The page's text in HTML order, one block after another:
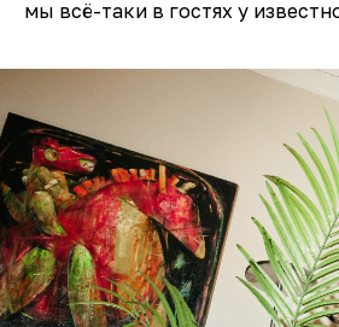
мы всё-таки в гостях у